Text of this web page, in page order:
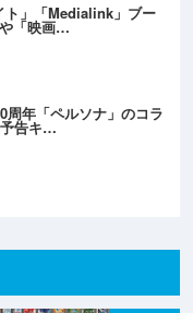
ト」「Medialink」ブー
「映画…
周年「ペルソナ」のコラ
予告キ…